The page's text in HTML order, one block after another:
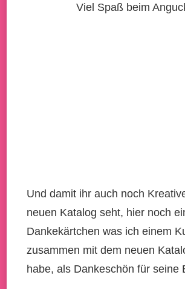
Viel Spaß beim
Und damit ihr auch noch
neuen Katalog seht, hier noch
Dankekärtchen was ich einem
zusammen mit dem neuen
habe, als Dankeschön für seine